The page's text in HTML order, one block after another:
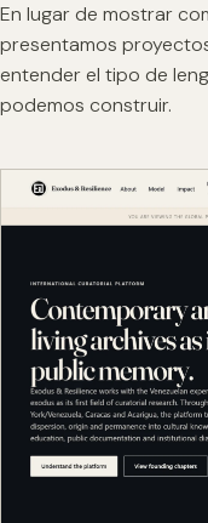
En lugar de mostrar
presentamos
entender el tipo de
podemos construir.